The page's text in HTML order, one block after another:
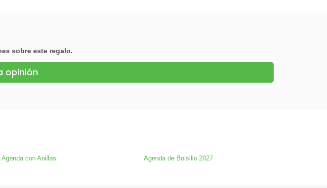
sobre este regalo.
opinión
Agenda con Anillas
Agenda de Bolsillo 2027